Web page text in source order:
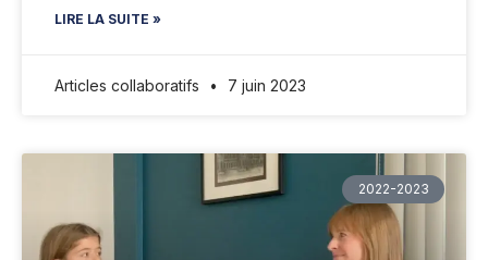
LIRE LA SUITE »
Articles collaboratifs 7 juin 2023
2022-2023